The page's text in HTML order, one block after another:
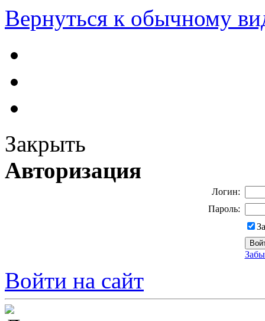
Вернуться к обычному
Закрыть
Авторизация
Логин:
Пароль:
Войти на сайт